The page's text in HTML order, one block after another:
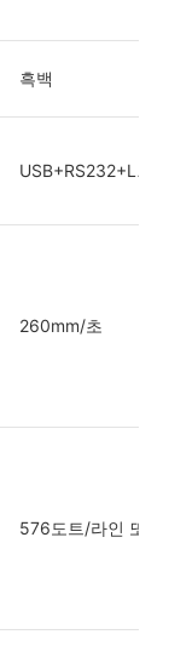
흑백
USB+RS232+LAN
260mm/초
576도트/라인 또